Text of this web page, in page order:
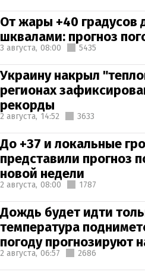
От жары +40 градусов
шквалами: прогноз
3 августа, 08:00 5435
Украину накрыл
регионах
рекорды
2 августа, 14:52 3633
До +37 и локальные
представили прогноз
новой недели
2 августа, 08:00 1787
Дождь будет идти
температура
погоду прогнозируют
2 августа, 06:57 2686